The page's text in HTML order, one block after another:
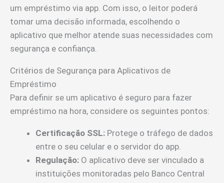
um empréstimo via app. Com isso, o leitor poderá
tomar uma decisão informada, escolhendo o
aplicativo que melhor atende suas necessidades com
segurança e confiança.
Critérios de Segurança para Aplicativos de
Empréstimo
Para definir se um aplicativo é seguro para fazer
empréstimo na hora, considere os seguintes pontos:
Certificação SSL: Protege o tráfego de dados
entre o seu celular e o servidor do app.
Regulação: O aplicativo deve ser vinculado a
instituições monitoradas pelo Banco Central